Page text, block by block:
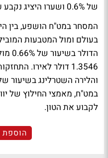
של 0.6% ושערו היציג נקבע על 5.1088 שקלים.
המסחר במט"ח הושפע, בין
בעולם ומול המטבעות
1.3546 דולר לאירו.
במט"ח, מאמצי החילוץ של
לקבוע את הטון.
הוספת